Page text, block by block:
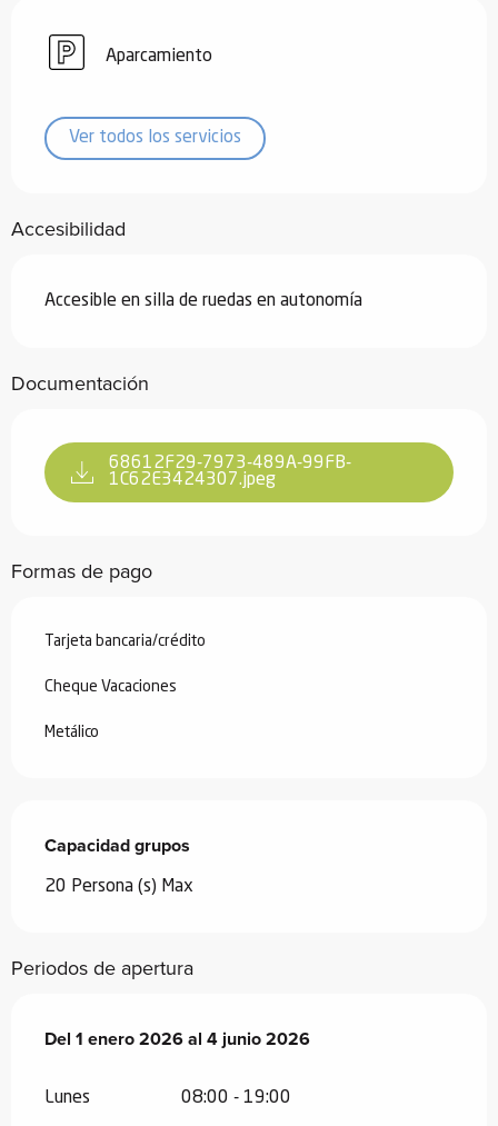
Aparcamiento
Ver todos los servicios
Accesibilidad
Accesible en silla de ruedas en autonomía
Documentación
68612F29-7973-489A-99FB-
1C62E3424307.jpeg
Formas de pago
Tarjeta bancaria/crédito
Cheque Vacaciones
Metálico
Capacidad grupos
Capacidad grupos
20 Persona (s) Max
Periodos de apertura
Del 1 enero 2026al 4 junio 2026
Del 1 enero 2026al 4 junio 2026
Lunes 08:00 - 19:00